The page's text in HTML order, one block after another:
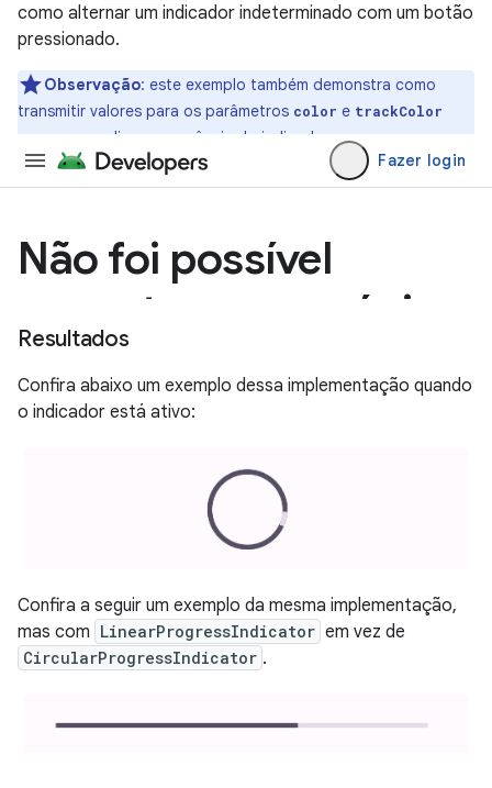
como alternar um indicador indeterminado com um botão
pressionado.
Observação: este exemplo também demonstra como
transmitir valores para os parâmetros color e trackColor
para personalizar a aparência do indicador.
Resultados
Confira abaixo um exemplo dessa implementação quando
o indicador está ativo:
Confira a seguir um exemplo da mesma implementação,
mas com LinearProgressIndicator em vez de
CircularProgressIndicator .